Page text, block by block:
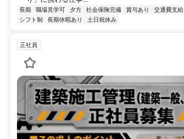
長期 職場見学可 夕方 社会保険完備 賞与あり 交通費支給
シフト制
長期休暇あり 土日祝休み
正社員